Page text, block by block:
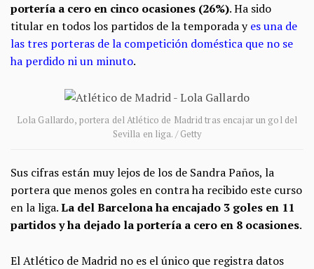
portería a cero en cinco ocasiones (26%). Ha sido
titular en todos los partidos de la temporada yes una de
las tres porteras de la competición doméstica que no se
ha perdido ni un minuto.
Lola Gallardo, portera del Atlético de Madrid tras encajar un gol del
Sevilla en liga. / Getty
Sus cifras están muy lejos de los de Sandra Paños, la
portera que menos goles en contra ha recibido este curso
en la liga.La del Barcelona ha encajado 3 goles en 11
partidos y ha dejado la portería a cero en 8 ocasiones.
El Atlético de Madrid no es el único que registra datos